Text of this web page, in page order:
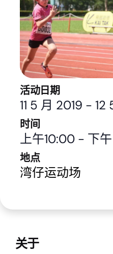
关于
活动日期
11 5 月 2019 - 12
时间
上午10:00 - 下
地点
湾仔运动场